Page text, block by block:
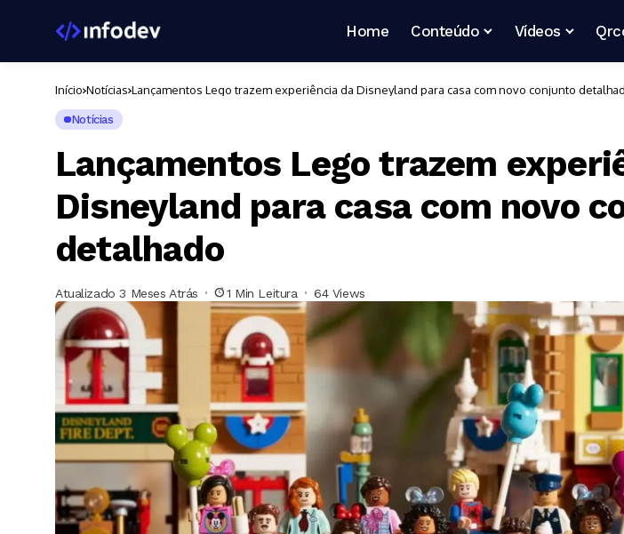
Home Conteúdo Vídeos
Início Notícias Lançamentos Lego trazem experiência da Disneyland para casa com novo conjunto
Notícias
Lançamentos Lego trazem
Disneyland para casa com novo
detalhado
Atualizado 3 Meses Atrás 1 Min Leitura 64 Views